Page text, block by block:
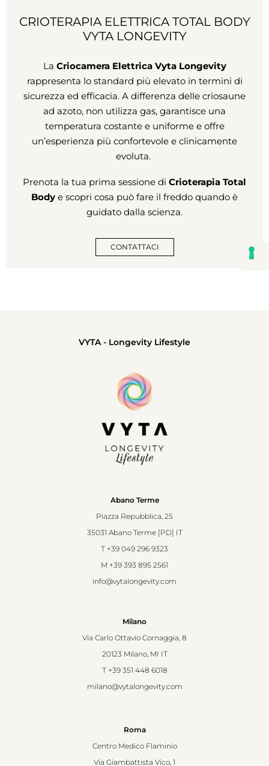
CRIOTERAPIA ELETTRICA TOTAL BODY
VYTA LONGEVITY
La Criocamera Elettrica Vyta Longevity
rappresenta lo standard più elevato in termini di
sicurezza ed efficacia. A differenza delle criosaune
ad azoto, non utilizza gas, garantisce una
temperatura costante e uniforme e offre
un’esperienza più confortevole e clinicamente
evoluta.
Prenota la tua prima sessione di Crioterapia Total
Body e scopri cosa può fare il freddo quando è
guidato dalla scienza.
CONTATTACI
VYTA - Longevity Lifestyle
Abano Terme
Piazza Repubblica, 25
35031 Abano Terme [PD] IT
T +39 049 296 9323
M +39 393 895 2561
info@vytalongevity.com
Milano
Via Carlo Ottavio Cornaggia, 8
20123 Milano, MI IT
T +39 351 448 6018
milano@vytalongevity.com
Roma
Centro Medico Flaminio
Via Giambattista Vico, 1